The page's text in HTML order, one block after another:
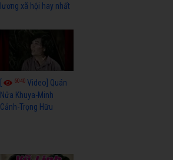
lương xã hội hay nhất
6040Video] Quán
Nửa Khuya-Minh
Cảnh-Trọng Hữu